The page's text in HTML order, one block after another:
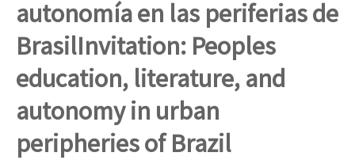
Chiapas
México
Latinoamérica
Mundo
EZLN
Dia 4 – Encontro “Guerra contra a Humanidade” (As populações
Dia 3 do Encontro “Guerra contra a Humanidade”
autonomía en las periferias de
BrasilInvitation: Peoples
education, literature, and
autonomy in urban
peripheries of Brazil